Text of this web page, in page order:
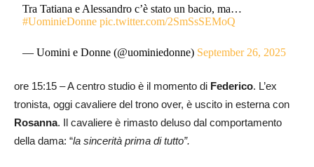
Tra Tatiana e Alessandro c’è stato un bacio, ma…
#UominieDonne pic.twitter.com/2SmSsSEMoQ
— Uomini e Donne (@uominiedonne) September 26, 2025
ore 15:15 – A centro studio è il momento di Federico. L’ex
tronista, oggi cavaliere del trono over, è uscito in esterna con
Rosanna. Il cavaliere è rimasto deluso dal comportamento
della dama: “la sincerità prima di tutto”.